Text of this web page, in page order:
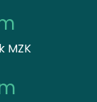
MZK